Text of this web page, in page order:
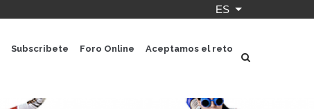
ES Lista adicional
Subscribete Foro Online Aceptamos el reto